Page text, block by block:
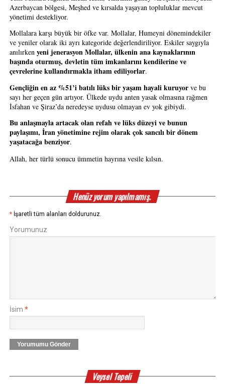
Azerbaycan bölgesi, Meşhed ve kırsalda yaşayan topluluklar mevcut
yönetimi destekliyor.
Mollalara karşı büyük bir öfke var. Mollalar, Humeyni dönemindekiler
ve yeniler olarak iki ayrı kategoride değerlendiriliyor. Eskiler saygıyla
anılırken yeni jenerasyon Mollalar, ülkenin ana kaynaklarının
başında oturmuş, devletin tüm imkanlarını kendilerine ve
çevrelerine kullandırmakla itham ediliyorlar.
Gençliğin en az %51’i batılı lüks bir yaşam hayali kuruyor ve bu
sayı her geçen gün artıyor. Ülkede uydu anten yasak olmasına rağmen
İsfahan ve Şiraz’da neredeyse uydusu olmayan ev yok gibiydi.
Bu anlaşmayla artacak olan refah ve lüks düzeyi ve bunun
paylaşımı, İran yönetimine rejim olarak çok sancılı bir dönem
yaşatacağa benziyor.
Allah, her türlü sonucu ümmetin hayrına vesile kılsın.
Henüz yorum yapılmamış.
* İşaretli tüm alanları doldurunuz.
Yorumunuz
İsim *
Yorumumu Gönder
Veysel Tepeli